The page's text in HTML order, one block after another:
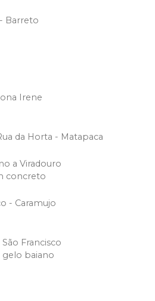
Barreto
Irene
da Horta - Matapaca
a Viradouro
concreto
- Caramujo
Francisco
baiano